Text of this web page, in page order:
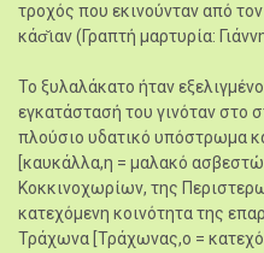
τροχός που εκινούνταν από
κάσ̆ιαν (Γραπτή μαρτυρία:
Το ξυλαλάκατο ήταν
εγκατάστασή του γινόταν στο
πλούσιο υδατικό υπόστρωμα
[καυκάλλα,η = μαλακό
Κοκκινοχωρίων, της
κατεχόμενη κοινότητα της
Τράχωνα [Τράχωνας,ο =